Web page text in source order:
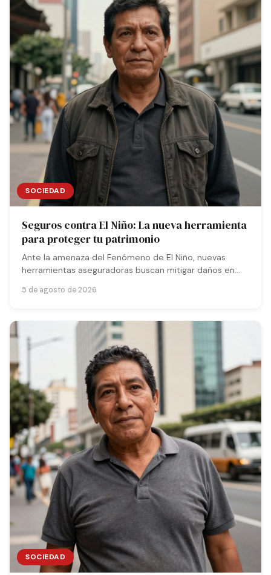
SOCIEDAD
Seguros contra El Niño: La nueva herramienta
para proteger tu patrimonio
Ante la amenaza del Fenómeno de El Niño, nuevas
herramientas aseguradoras buscan mitigar daños en
5 de agosto de 2026
SOCIEDAD